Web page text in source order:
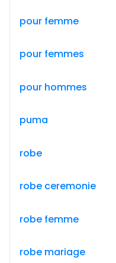
pour femme
pour femmes
pour hommes
puma
robe
robe ceremonie
robe femme
robe mariage